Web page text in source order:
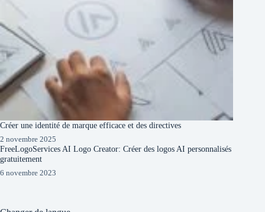
Créer une identité de marque efficace et des directives
2 novembre 2025
FreeLogoServices AI Logo Creator: Créer des logos AI personnalisés
gratuitement
6 novembre 2023